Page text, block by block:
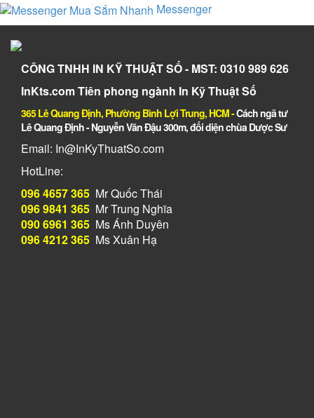
Messenger
CÔNG TNHH IN KỸ THUẬT SỐ - MST: 0310 989 626
InKts.com Tiên phong ngành In Kỹ Thuật Số
365 Lê Quang Định, Phường Bình Lợi Trung, HCM-Cách ngã tư
Lê Quang Định - Nguyễn Văn Đậu 300m, đối diện chùa Dược Sư
Email: In@InKyThuatSo.com
HotLine:
096 4657 365 Mr Quốc Thái
096 9841 365 Mr Trung Nghĩa
090 6961 365 Ms Ánh Duyên
096 4212 365 Ms Xuân Hạ